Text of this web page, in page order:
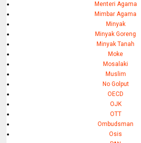
Menteri Agama
Mimbar Agama
Minyak
Minyak Goreng
Minyak Tanah
Moke
Mosalaki
Muslim
No Golput
OECD
OJK
OTT
Ombudsman
Osis